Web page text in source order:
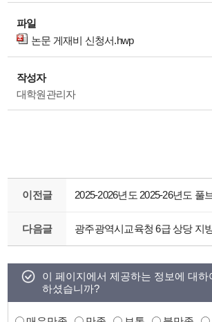
파일
논문 게재비 신청서.hwp
작성자
대학원관리자
이전글
다음글
이 페이지에서 제공하는 정보에 대하
하셨습니까?